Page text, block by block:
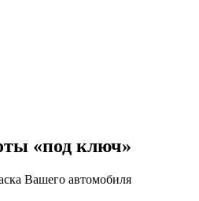
«под ключ»
Вашего автомобиля